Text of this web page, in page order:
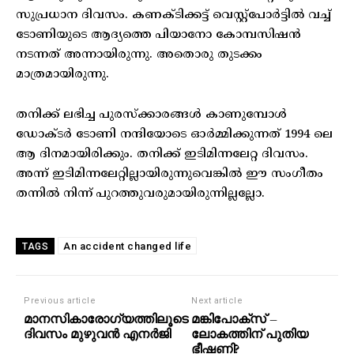
സുപ്രധാന ദിവസം. കണക്ടിക്കട്ട് വെസ്റ്റ്പോർട്ടിൽ വച്ച്
ടോണിയുടെ ആദ്യത്തെ പിയാനോ കോമ്പസിഷൻ
നടന്നത് അന്നായിരുന്നു. അതൊരു തുടക്കം
മാത്രമായിരുന്നു.
തനിക്ക് ലഭിച്ച പുരസ്‌ക്കാരങ്ങൾ കാണുമ്പോൾ
ഡോക്ടർ ടോണി നന്ദിയോടെ ഓർമ്മിക്കുന്നത് 1994 ലെ
ആ ദിനമായിരിക്കും. തനിക്ക് ഇടിമിന്നലേറ്റ ദിവസം.
അന്ന് ഇടിമിന്നലേറ്റില്ലായിരുന്നുവെങ്കിൽ ഈ സംഗീതം
തന്നിൽ നിന്ന് പുറത്തുവരുമായിരുന്നില്ലല്ലോ.
TAGS An accident changed life
Previous article
മാനസികാരോഗ്യത്തിലൂടെ
ദിവസം മുഴുവൻ എനർജി
Next article
മങ്കിപോക്സ് –
ലോകത്തിന് പുതിയ
ഭീഷണി?